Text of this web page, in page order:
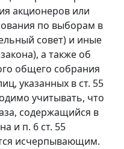
акционеров или
по выборам в
совет) и иные
а также об
общего собрания
указанных в ст. 55
учитывать, что
содержащийся в
и п. 6 ст. 55
исчерпывающим.